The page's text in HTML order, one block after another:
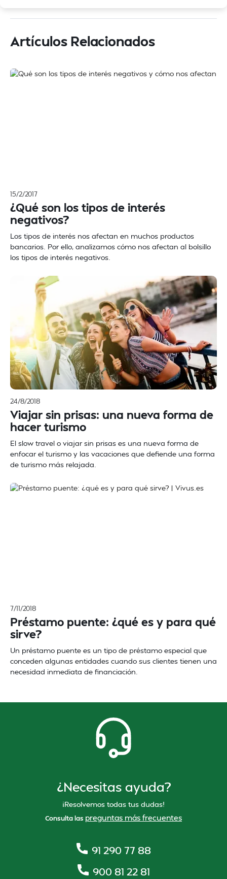
Artículos Relacionados
15/2/2017
¿Qué son los tipos de interés
negativos?
Los tipos de interés nos afectan en muchos productos
bancarios. Por ello, analizamos cómo nos afectan al bolsillo
los tipos de interés negativos.
24/8/2018
Viajar sin prisas: una nueva forma de
hacer turismo
El slow travel o viajar sin prisas es una nueva forma de
enfocar el turismo y las vacaciones que defiende una forma
de turismo más relajada.
7/11/2018
Préstamo puente: ¿qué es y para qué
sirve?
Un préstamo puente es un tipo de préstamo especial que
conceden algunas entidades cuando sus clientes tienen una
necesidad inmediata de financiación.
¿Necesitas ayuda?
¡Resolvemos todas tus dudas!
Consulta las preguntas más frecuentes
91 290 77 88
900 81 22 81